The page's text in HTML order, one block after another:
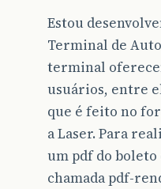
Estou
Terminal de
terminal
usuários, entre
que é feito no
a Laser. Para
um pdf do
chamada pdf-